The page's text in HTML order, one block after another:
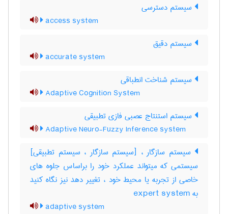
سیستم دسترسی
access system
سیستم دقیق
accurate system
سیستم شناخت انطباقی
Adaptive Cognition System
سیستم استنتاج عصبی فازی تطبیقی
Adaptive Neuro-Fuzzy Inference system
سیستم سازگار ، [سیستم سازگار ، سیستم تطبیقی]
سیستمی که میتواند عملکرد خود را براساس جلوه های
خاصی از تجربه یا محیط خود ، تغییر دهد نیز نگاه کنید
به ‎ expert system
adaptive system